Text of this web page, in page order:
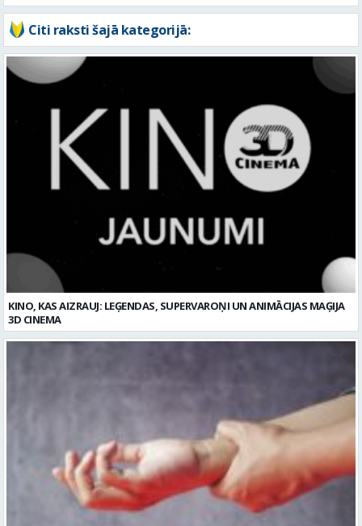
Citi raksti šajā kategorijā:
KINO, KAS AIZRAUJ: LEĢENDAS, SUPERVAROŅI UN ANIMĀCIJAS MAĢIJA
3D CINEMA